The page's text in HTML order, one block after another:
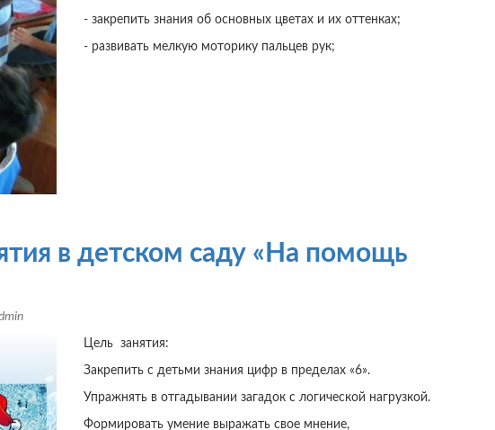
- закрепить знания об основных цветах и их оттенках;
- развивать мелкую моторику пальцев рук;
в детском саду «На помощь
Цель занятия:
Закрепить с детьми знания цифр в пределах «6».
Упражнять в отгадывании загадок с логической нагрузкой.
Формировать умение выражать свое мнение,